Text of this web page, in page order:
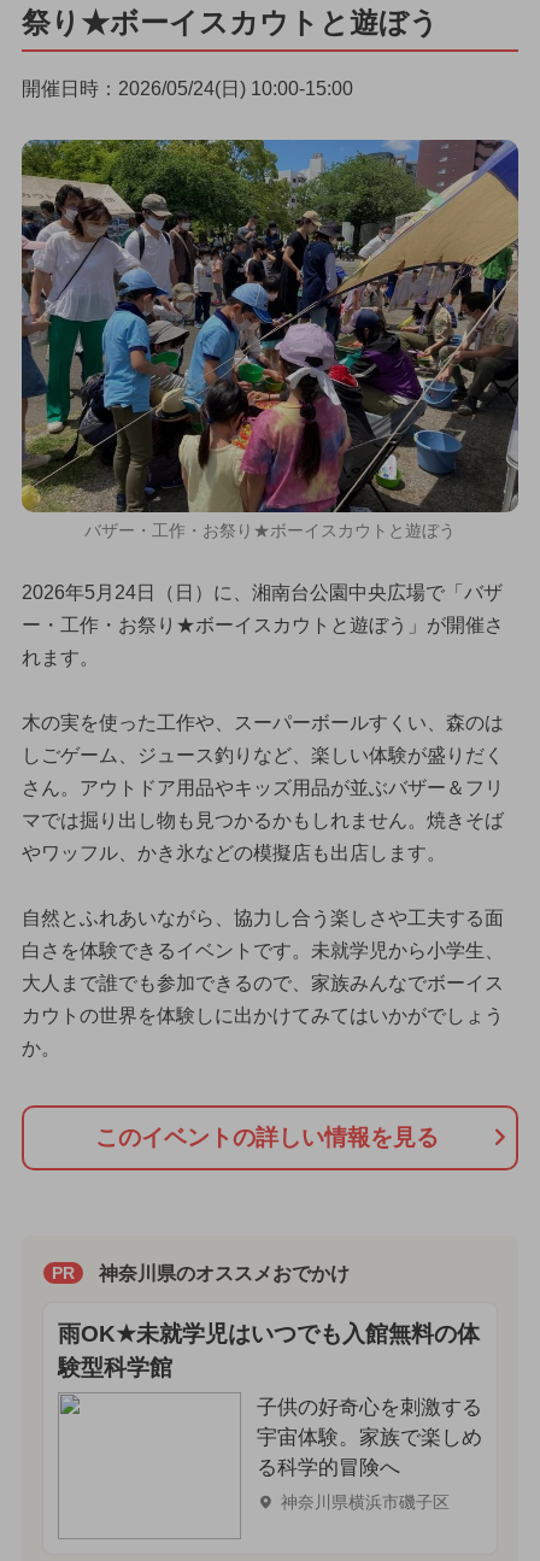
祭り★ボーイスカウトと遊ぼう
開催日時：2026/05/24(日) 10:00-15:00
バザー・工作・お祭り★ボーイスカウトと遊ぼう
2026年5月24日（日）に、湘南台公園中央広場で「バザ
ー・工作・お祭り★ボーイスカウトと遊ぼう」が開催さ
れます。
木の実を使った工作や、スーパーボールすくい、森のは
しごゲーム、ジュース釣りなど、楽しい体験が盛りだく
さん。アウトドア用品やキッズ用品が並ぶバザー＆フリ
マでは掘り出し物も見つかるかもしれません。焼きそば
やワッフル、かき氷などの模擬店も出店します。
自然とふれあいながら、協力し合う楽しさや工夫する面
白さを体験できるイベントです。未就学児から小学生、
大人まで誰でも参加できるので、家族みんなでボーイス
カウトの世界を体験しに出かけてみてはいかがでしょう
か。
このイベントの詳しい情報を見る
PR 神奈川県のオススメおでかけ
雨OK★未就学児はいつでも入館無料の体
験型科学館
子供の好奇心を刺激する
宇宙体験。家族で楽しめ
る科学的冒険へ
神奈川県横浜市磯子区